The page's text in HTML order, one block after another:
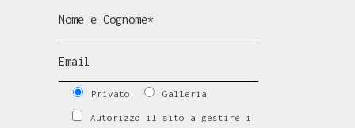
Privato Galleria
Autorizzo il sito a gestire i